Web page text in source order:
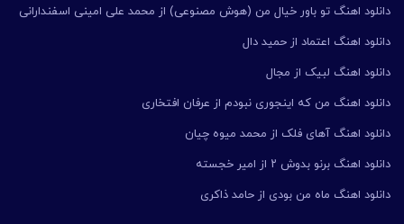
دانلود اهنگ تو باور خیال من (هوش مصنوعی) از محمد علی امینی اسفندارانی
دانلود اهنگ اعتماد از حمید دال
دانلود اهنگ لبیک از مجال
دانلود اهنگ من که اینجوری نبودم از عرفان افتخاری
دانلود اهنگ آهای فلک از محمد میوه چیان
دانلود اهنگ برنو بدوش ۲ از امیر خجسته
دانلود اهنگ ماه من بودی از حامد ذاکری